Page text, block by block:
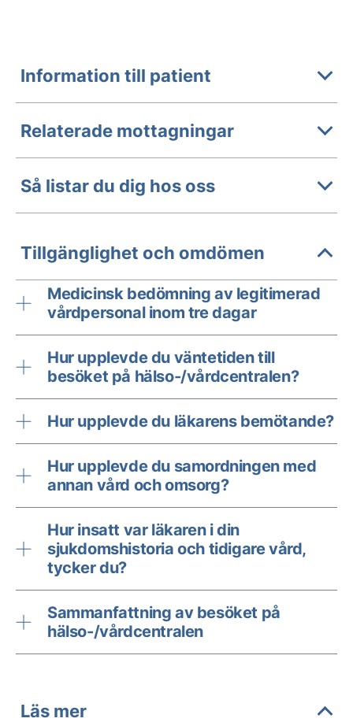
Information till patient
Relaterade mottagningar
Så listar du dig hos oss
Tillgänglighet och omdömen
Medicinsk bedömning av legitimerad
vårdpersonal inom tre dagar
Hur upplevde du väntetiden till
besöket på hälso-/vårdcentralen?
Hur upplevde du läkarens bemötande?
Hur upplevde du samordningen med
annan vård och omsorg?
Hur insatt var läkaren i din
sjukdomshistoria och tidigare vård,
tycker du?
Sammanfattning av besöket på
hälso-/vårdcentralen
Läs mer